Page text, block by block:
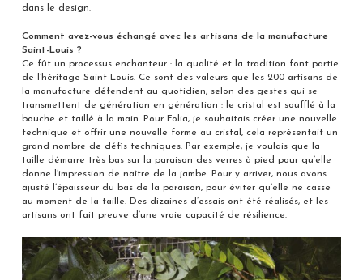
dans le design.
Comment avez-vous échangé avec les artisans de la manufacture
Saint-Louis ?
Ce fût un processus enchanteur : la qualité et la tradition font partie
de l’héritage Saint-Louis. Ce sont des valeurs que les 200 artisans de
la manufacture défendent au quotidien, selon des gestes qui se
transmettent de génération en génération : le cristal est soufflé à la
bouche et taillé à la main. Pour Folia, je souhaitais créer une nouvelle
technique et offrir une nouvelle forme au cristal, cela représentait un
grand nombre de défis techniques. Par exemple, je voulais que la
taille démarre très bas sur la paraison des verres à pied pour qu’elle
donne l’impression de naître de la jambe. Pour y arriver, nous avons
ajusté l’épaisseur du bas de la paraison, pour éviter qu’elle ne casse
au moment de la taille. Des dizaines d’essais ont été réalisés, et les
artisans ont fait preuve d’une vraie capacité de résilience.